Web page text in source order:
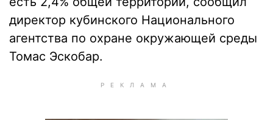
директор кубинского Национального
агентства по охране окружающей среды
Томас Эскобар.